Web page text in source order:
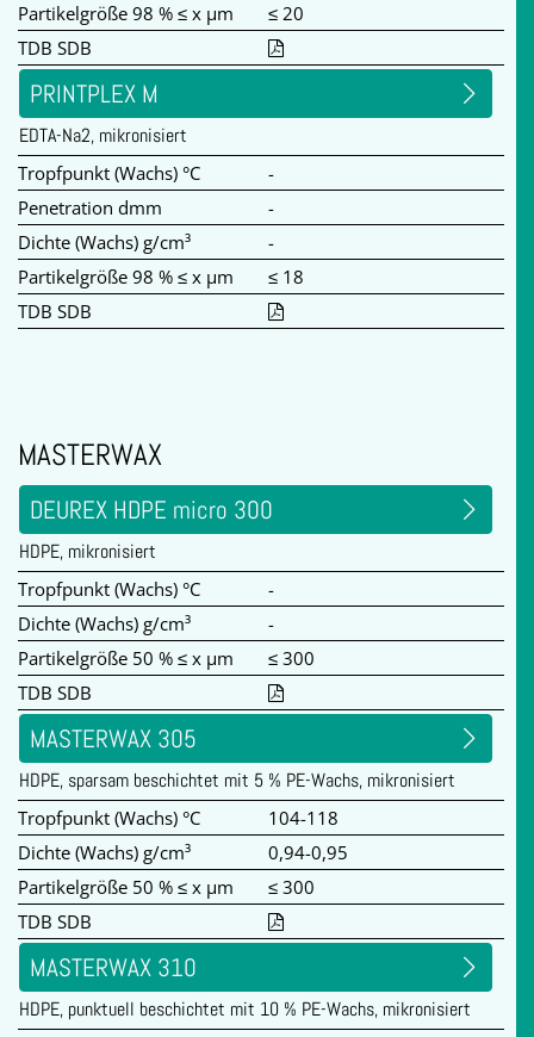
Partikelgröße 98 % ≤ x µm
≤ 20
TDB SDB
PRINTPLEX M
EDTA-Na2, mikronisiert
Tropfpunkt (Wachs) °C
-
Penetration dmm
-
Dichte (Wachs) g/cm³
-
Partikelgröße 98 % ≤ x µm
≤ 18
TDB SDB
MASTERWAX
DEUREX HDPE micro 300
HDPE, mikronisiert
Tropfpunkt (Wachs) °C
-
Dichte (Wachs) g/cm³
-
Partikelgröße 50 % ≤ x µm
≤ 300
TDB SDB
MASTERWAX 305
HDPE, sparsam beschichtet mit 5 % PE-Wachs, mikronisiert
Tropfpunkt (Wachs) °C
104-118
Dichte (Wachs) g/cm³
0,94-0,95
Partikelgröße 50 % ≤ x µm
≤ 300
TDB SDB
MASTERWAX 310
HDPE, punktuell beschichtet mit 10 % PE-Wachs, mikronisiert